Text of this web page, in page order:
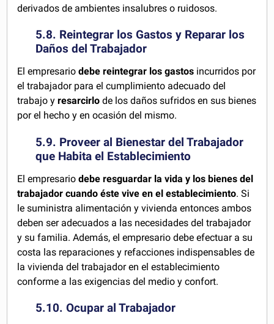
derivados de ambientes insalubres o ruidosos.
5.8. Reintegrar los Gastos y Reparar los
Daños del Trabajador
El empresariodebe reintegrar los gastos incurridos por
el trabajador para el cumplimiento adecuado del
trabajo yresarcirlo de los daños sufridos en sus bienes
por el hecho y en ocasión del mismo.
5.9. Proveer al Bienestar del Trabajador
que Habita el Establecimiento
El empresariodebe resguardar la vida y los bienes del
trabajador cuando éste vive en el establecimiento. Si
le suministra alimentación y vivienda entonces ambos
deben ser adecuados a las necesidades del trabajador
y su familia. Además, el empresario debe efectuar a su
costa las reparaciones y refacciones indispensables de
la vivienda del trabajador en el establecimiento
conforme a las exigencias del medio y confort.
5.10. Ocupar al Trabajador